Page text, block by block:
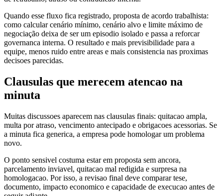
Quando esse fluxo fica registrado, proposta de acordo trabalhista:
como calcular cenário mínimo, cenário alvo e limite máximo de
negociação deixa de ser um episodio isolado e passa a reforcar
governanca interna. O resultado e mais previsibilidade para a
equipe, menos ruido entre areas e mais consistencia nas proximas
decisoes parecidas.
Clausulas que merecem atencao na
minuta
Muitas discussoes aparecem nas clausulas finais: quitacao ampla,
multa por atraso, vencimento antecipado e obrigacoes acessorias. Se
a minuta fica generica, a empresa pode homologar um problema
novo.
O ponto sensivel costuma estar em proposta sem ancora,
parcelamento inviavel, quitacao mal redigida e surpresa na
homologacao. Por isso, a revisao final deve comparar tese,
documento, impacto economico e capacidade de execucao antes de